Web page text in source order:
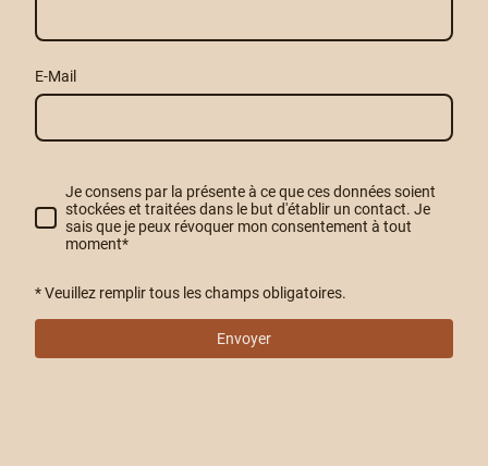
E-Mail
Je consens par la présente à ce que ces données soient
stockées et traitées dans le but d'établir un contact. Je
sais que je peux révoquer mon consentement à tout
moment*
* Veuillez remplir tous les champs obligatoires.
Envoyer